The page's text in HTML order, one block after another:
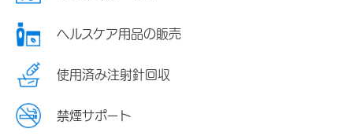
ヘルスケア用品の販売
使用済み注射針回収
禁煙サポート